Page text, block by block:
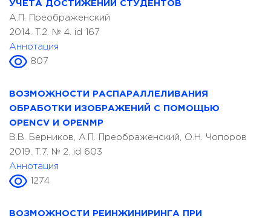
УЧЕТА ДОСТИЖЕНИЙ СТУДЕНТОВ
А.П. Преображенский
2014. T.2. № 4. id 167
Аннотация
807
ВОЗМОЖНОСТИ РАСПАРАЛЛЕЛИВАНИЯ
ОБРАБОТКИ ИЗОБРАЖЕНИЙ С ПОМОЩЬЮ
OPENCV И OPENMP
В.В. Берников, А.П. Преображенский, О.Н. Чопоров
2019. T.7. № 2. id 603
Аннотация
1274
ВОЗМОЖНОСТИ РЕИНЖИНИРИНГА ПРИ